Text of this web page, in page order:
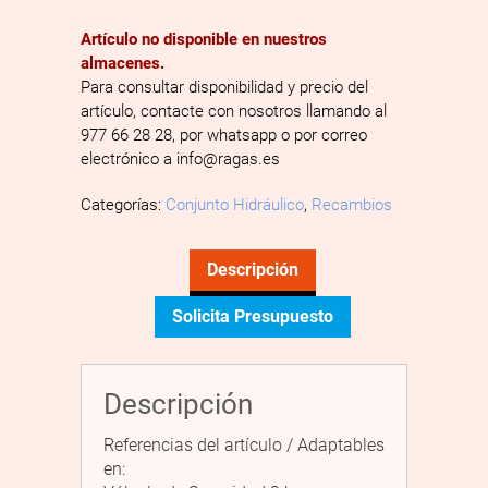
Artículo no disponible en nuestros
almacenes.
Para consultar disponibilidad y precio del
artículo, contacte con nosotros llamando al
977 66 28 28, por whatsapp o por correo
electrónico a info@ragas.es
Categorías: Conjunto Hidráulico, Recambios
Descripción
Solicita Presupuesto
Descripción
Referencias del artículo / Adaptables
en: